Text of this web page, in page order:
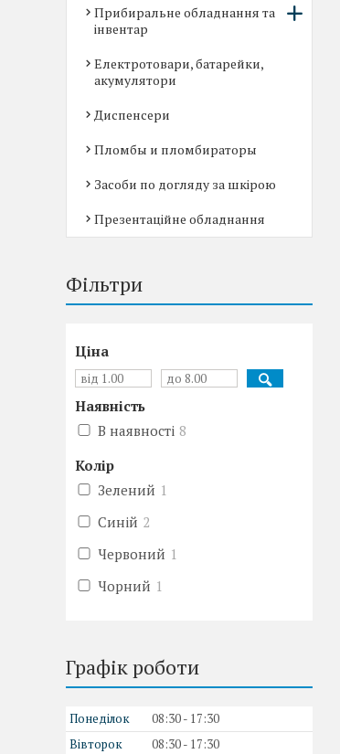
Прибиральне обладнання та
інвентар
Електротовари, батарейки,
акумулятори
Диспенсери
Пломбы и пломбираторы
Засоби по догляду за шкірою
Презентаційне обладнання
Фільтри
Ціна
Наявність
В наявності 8
Колір
Зелений 1
Синій 2
Червоний 1
Чорний 1
Графік роботи
Понеділок 08:30
17:30
Вівторок
08:30
17:30